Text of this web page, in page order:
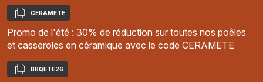
Copier
CERAMETE
Promo de l'été : 30% de réduction sur toutes nos poêles
et casseroles en céramique avec le code CERAMETE
Copier
BBQETE26